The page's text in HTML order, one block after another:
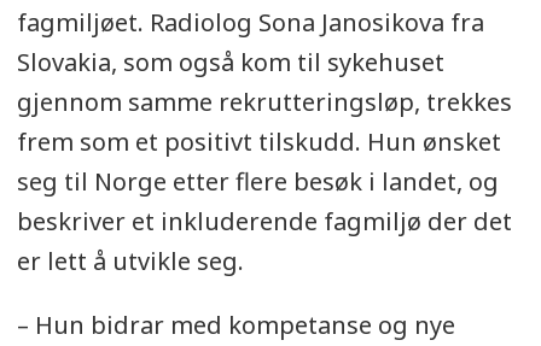
fagmiljøet. Radiolog Sona Janosikova fra
Slovakia, som også kom til sykehuset
gjennom samme rekrutteringsløp, trekkes
frem som et positivt tilskudd. Hun ønsket
seg til Norge etter flere besøk i landet, og
beskriver et inkluderende fagmiljø der det
er lett å utvikle seg.
– Hun bidrar med kompetanse og nye